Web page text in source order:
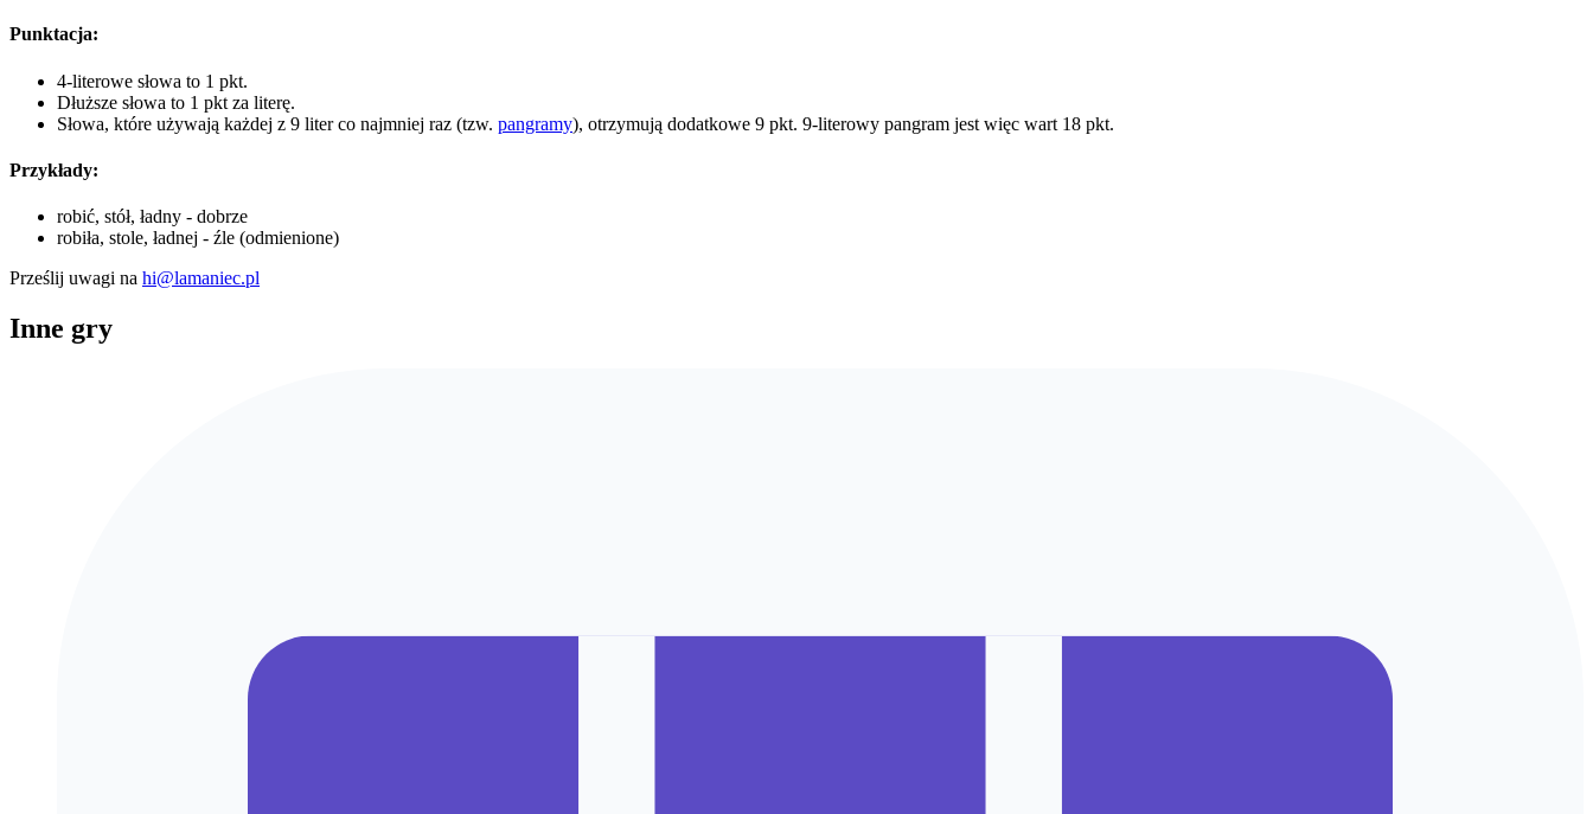
Punktacja:
4-literowe słowa to 1 pkt.
Dłuższe słowa to 1 pkt za literę.
Słowa, które używają każdej z 9 liter co najmniej raz (tzw. pangramy), otrzymują dodatkowe 9 pkt. 9-literowy pangram jest więc wart 18 pkt.
Przykłady:
robić, stół, ładny - dobrze
robiła, stole, ładnej - źle (odmienione)
Prześlij uwagi na hi@lamaniec.pl
Inne gry